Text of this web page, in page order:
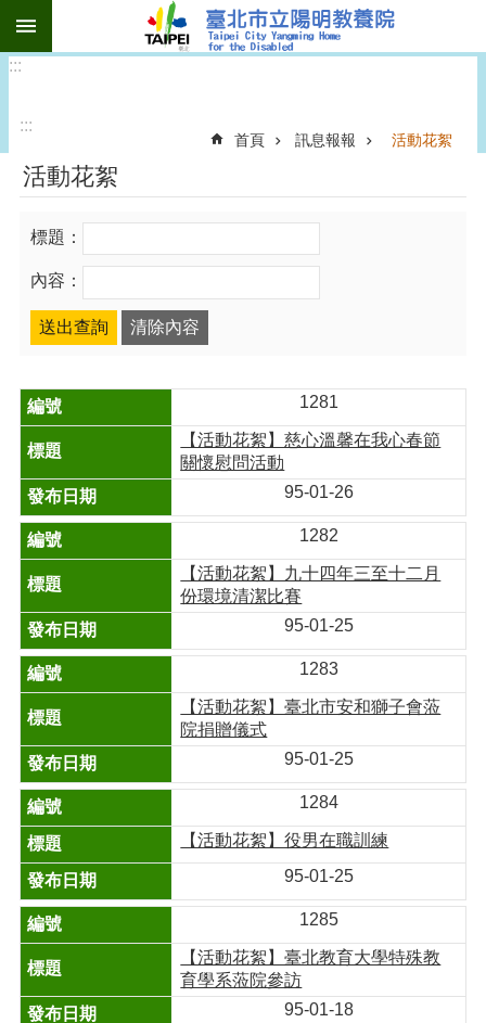
跳到主要內容區塊
:::
:::
首頁 訊息報報 活動花絮
活動花絮
標題：
內容：
1281
【活動花絮】慈心溫馨在我心春節
關懷慰問活動
95-01-26
1282
【活動花絮】九十四年三至十二月
份環境清潔比賽
95-01-25
1283
【活動花絮】臺北市安和獅子會蒞
院捐贈儀式
95-01-25
1284
【活動花絮】役男在職訓練
95-01-25
1285
【活動花絮】臺北教育大學特殊教
育學系蒞院參訪
95-01-18